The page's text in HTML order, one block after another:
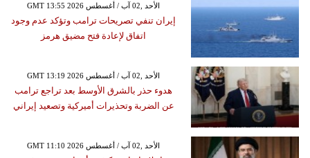
GMT 13:55 2026 الأحد ,02 آب / أغسطس
إيران تنفي تصريحات ترامب وتؤكد عدم وجود
اتفاق لإعادة فتح مضيق هرمز
GMT 13:19 2026 الأحد ,02 آب / أغسطس
هدوء حذر بالشرق الأوسط بعد تراجع ترامب
عن الضربة وتحذيرات أميركية وتصعيد إيراني
GMT 11:10 2026 الأحد ,02 آب / أغسطس